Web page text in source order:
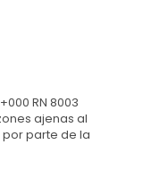
RN 8003
ajenas al
parte de la